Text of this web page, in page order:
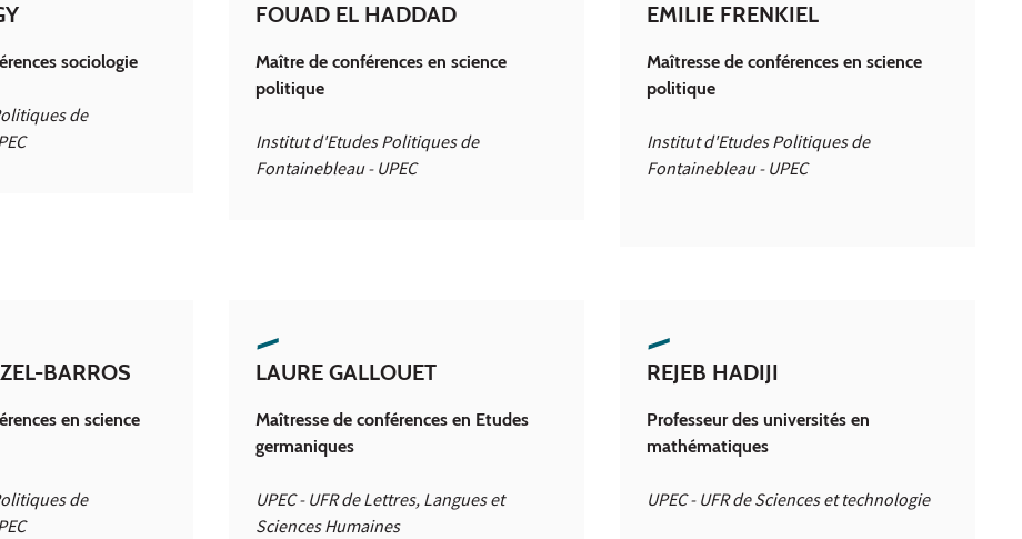
sociologie
de
FOUAD EL HADDAD
Maître de conférences en science
politique
Institut d'Etudes Politiques de
Fontainebleau - UPEC
EMILIE FRENKIEL
Maîtresse de conférences en science
politique
Institut d'Etudes Politiques de
Fontainebleau - UPEC
BARROS
en science
de
LAURE GALLOUET
Maîtresse de conférences en Etudes
germaniques
UPEC - UFR de Lettres, Langues et
Sciences Humaines
REJEB HADIJI
Professeur des universités en
mathématiques
UPEC - UFR de Sciences et technologie